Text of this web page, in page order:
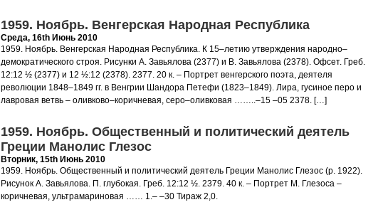
1959. Ноябрь. Венгерская Народная Республика
Среда, 16th Июнь 2010
1959. Ноябрь. Венгерская Народная Республика. К 15–летию утверждения народно–
демократического строя. Рисунки А. Завьялова (2377) и В. Завьялова (2378). Офсет. Греб.
12:12 ½ (2377) и 12 ½:12 (2378). 2377. 20 к. – Портрет венгерского поэта, деятеля
революции 1848–1849 гг. в Венгрии Шандора Петефи (1823–1849). Лира, гусиное перо и
лавровая ветвь – оливково–коричневая, серо–оливковая ……..–15 –05 2378. […]
1959. Ноябрь. Общественный и политический деятель
Греции Манолис Глезос
Вторник, 15th Июнь 2010
1959. Ноябрь. Общественный и политический деятель Греции Манолис Глезос (р. 1922).
Рисунок А. Завьялова. П. глубокая. Греб. 12:12 ½. 2379. 40 к. – Портрет М. Глезоса –
коричневая, ультрамариновая …… 1.– –30 Тираж 2,0.